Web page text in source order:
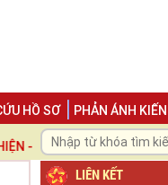
HỒ SƠ PHẢN ÁNH KIẾN
", LẤY NGƯỜI
LIÊN KẾT